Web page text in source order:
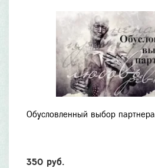
Обусловленный выбор партнера
350 руб.